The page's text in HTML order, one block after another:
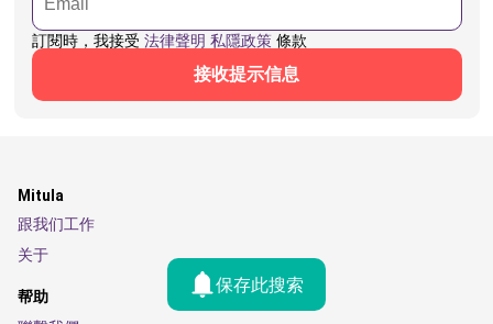
訂閱時，我接受 法律聲明 私隱政策條款
接收提示信息
保存此搜索
Mitula
跟我们工作
关于
帮助